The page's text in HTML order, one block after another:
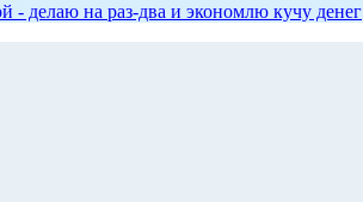
делаю на раз-два и экономлю кучу денег